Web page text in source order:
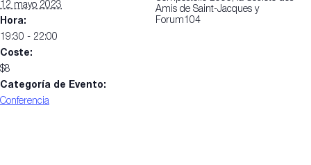
12 mayo 2023
Hora:
19:30 - 22:00
Coste:
$8
Categoría de Evento:
Conferencia
Amis de Saint-Jacques y
Forum104